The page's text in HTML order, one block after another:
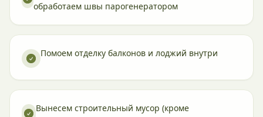
обработаем швы парогенератором
Помоем отделку балконов и лоджий внутри
Вынесем строительный мусор (кроме